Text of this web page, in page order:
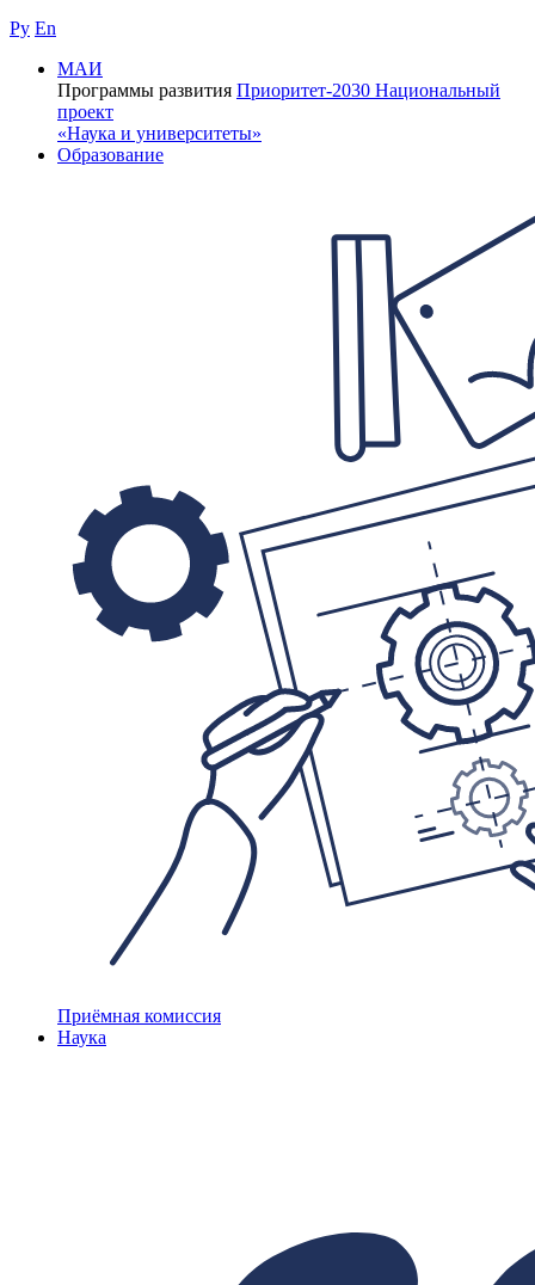
Ру En
МАИ
Программы развития Приоритет-2030 Национальный
проект
«Наука и университеты»
Образование
Приёмная комиссия
Наука